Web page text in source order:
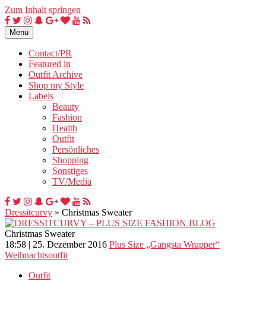
Zum Inhalt springen
Menü
Contact/PR
Featured in
Outfit Archive
Shop my Style
Labels
Beauty
Fashion
Health
Outfit
Persönliches
Shopping
Sonstiges
TV/Media
Dressitcurvy » Christmas Sweater
Christmas Sweater
18:58 | 25. Dezember 2016 Plus Size „Gangsta Wrapper“
Weihnachtsoutfit
Outfit